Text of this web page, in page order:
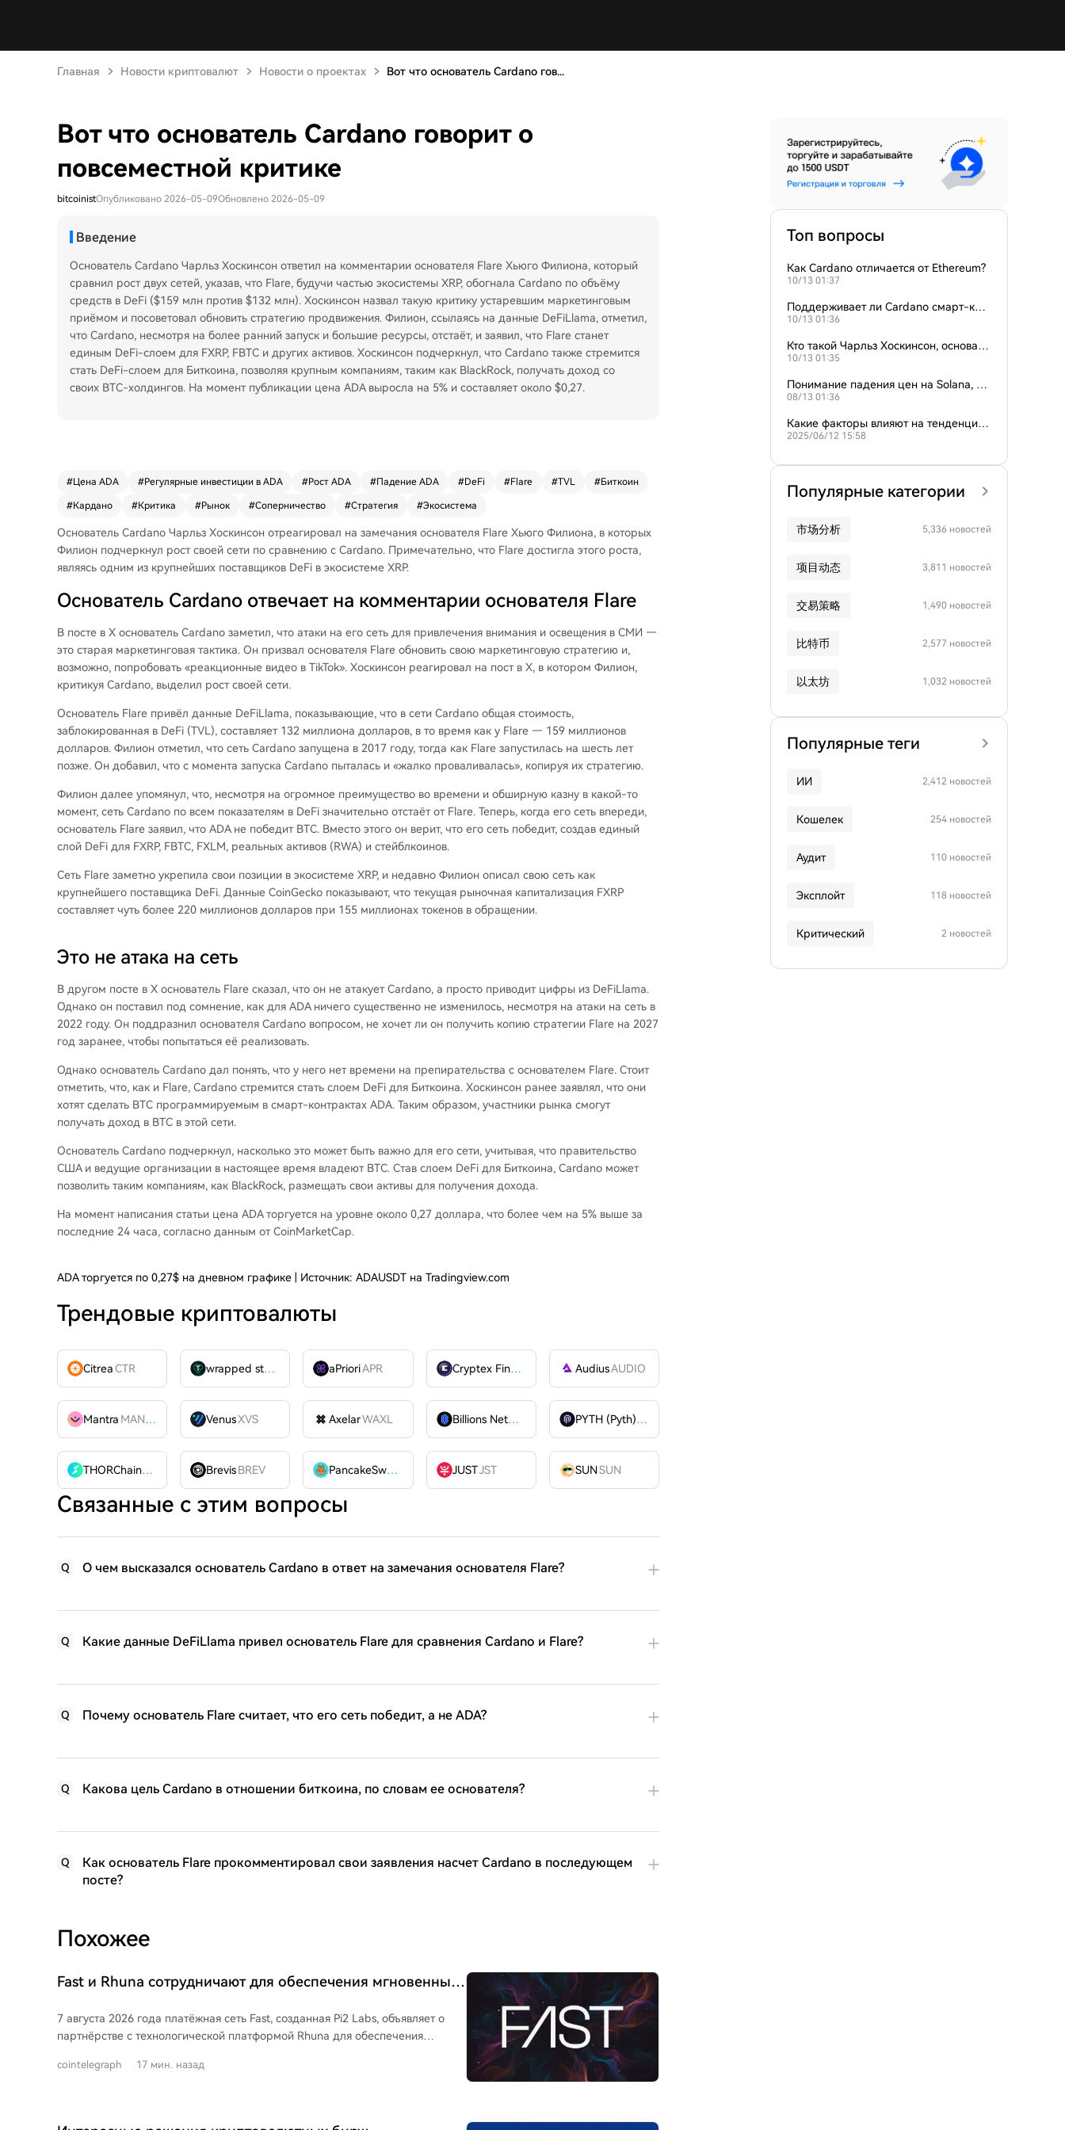
Главная Новости криптовалют Новости о проектах Вот что основатель Cardano гов...
Вот что основатель Cardano говорит о
повсеместной критике
bitcoinistОпубликовано 2026-05-09Обновлено 2026-05-09
Введение
Основатель Cardano Чарльз Хоскинсон ответил на комментарии основателя Flare Хьюго Филиона, который
сравнил рост двух сетей, указав, что Flare, будучи частью экосистемы XRP, обогнала Cardano по объёму
средств в DeFi ($159 млн против $132 млн). Хоскинсон назвал такую критику устаревшим маркетинговым
приёмом и посоветовал обновить стратегию продвижения. Филион, ссылаясь на данные DeFiLlama, отметил,
что Cardano, несмотря на более ранний запуск и большие ресурсы, отстаёт, и заявил, что Flare станет
единым DeFi-слоем для FXRP, FBTC и других активов. Хоскинсон подчеркнул, что Cardano также стремится
стать DeFi-слоем для Биткоина, позволяя крупным компаниям, таким как BlackRock, получать доход со
своих BTC-холдингов. На момент публикации цена ADA выросла на 5% и составляет около $0,27.
#Цена ADA #Регулярные инвестиции в ADA #Рост ADA #Падение ADA #DeFi #Flare #TVL #Биткоин
#Кардано #Критика #Рынок #Соперничество #Стратегия #Экосистема
Основатель Cardano Чарльз Хоскинсон отреагировал на замечания основателя Flare Хьюго Филиона, в которых
Филион подчеркнул рост своей сети по сравнению с Cardano. Примечательно, что Flare достигла этого роста,
являясь одним из крупнейших поставщиков DeFi в экосистеме XRP.
Основатель Cardano отвечает на комментарии основателя Flare
В посте в X основатель Cardano заметил, что атаки на его сеть для привлечения внимания и освещения в СМИ —
это старая маркетинговая тактика. Он призвал основателя Flare обновить свою маркетинговую стратегию и,
возможно, попробовать «реакционные видео в TikTok». Хоскинсон реагировал на пост в X, в котором Филион,
критикуя Cardano, выделил рост своей сети.
Основатель Flare привёл данные DeFiLlama, показывающие, что в сети Cardano общая стоимость,
заблокированная в DeFi (TVL), составляет 132 миллиона долларов, в то время как у Flare — 159 миллионов
долларов. Филион отметил, что сеть Cardano запущена в 2017 году, тогда как Flare запустилась на шесть лет
позже. Он добавил, что с момента запуска Cardano пыталась и «жалко проваливалась», копируя их стратегию.
Филион далее упомянул, что, несмотря на огромное преимущество во времени и обширную казну в какой-то
момент, сеть Cardano по всем показателям в DeFi значительно отстаёт от Flare. Теперь, когда его сеть впереди,
основатель Flare заявил, что ADA не победит BTC. Вместо этого он верит, что его сеть победит, создав единый
слой DeFi для FXRP, FBTC, FXLM, реальных активов (RWA) и стейблкоинов.
Сеть Flare заметно укрепила свои позиции в экосистеме XRP, и недавно Филион описал свою сеть как
крупнейшего поставщика DeFi. Данные CoinGecko показывают, что текущая рыночная капитализация FXRP
составляет чуть более 220 миллионов долларов при 155 миллионах токенов в обращении.
Это не атака на сеть
В другом посте в X основатель Flare сказал, что он не атакует Cardano, а просто приводит цифры из DeFiLlama.
Однако он поставил под сомнение, как для ADA ничего существенно не изменилось, несмотря на атаки на сеть в
2022 году. Он поддразнил основателя Cardano вопросом, не хочет ли он получить копию стратегии Flare на 2027
год заранее, чтобы попытаться её реализовать.
Однако основатель Cardano дал понять, что у него нет времени на препирательства с основателем Flare. Стоит
отметить, что, как и Flare, Cardano стремится стать слоем DeFi для Биткоина. Хоскинсон ранее заявлял, что они
хотят сделать BTC программируемым в смарт-контрактах ADA. Таким образом, участники рынка смогут
получать доход в BTC в этой сети.
Основатель Cardano подчеркнул, насколько это может быть важно для его сети, учитывая, что правительство
СШАи ведущие организации в настоящее время владеют BTC. Став слоем DeFi для Биткоина, Cardano может
позволить таким компаниям, как BlackRock, размещать свои активы для получения дохода.
На момент написания статьи цена ADA торгуется на уровне около 0,27 доллара, что более чем на 5% выше за
последние 24 часа, согласно данным от CoinMarketCap.
ADA торгуется по 0,27$ на дневном графике | Источник: ADAUSDT на Tradingview.com
Трендовые криптовалюты
CitreaCTR wrapped stUSDT WSTUSDTaPrioriAPR Cryptex Finance AudiusAUDIO
Mantra MANTRA VenusXVS AxelarWAXL Billions Network PYTH (Pyth)
PYTH
THORChain
RUNE BrevisBREV PancakeSwap JUSTJST SUNSUN
Связанные с этим вопросы
Q О чем высказался основатель Cardano в ответ на замечания основателя Flare?
Q Какие данные DeFiLlama привел основатель Flare для сравнения Cardano и Flare?
Q Почему основатель Flare считает, что его сеть победит, а не ADA?
Q Какова цель Cardano в отношении биткоина, по словам ее основателя?
Q
Как основатель Flare прокомментировал свои заявления насчет Cardano в последующем
посте?
Похожее
Fast и Rhuna сотрудничают для обеспечения мгновенных
7 августа 2026 года платёжная сеть Fast, созданная Pi2 Labs, объявляет о
партнёрстве с технологической платформой Rhuna для обеспечения
рамках пилотного проекта избранные платёжные потоки с мероприятий,
продажи билетов и контроля доступа для таких масштабных событий, как
cointelegraph 17 мин. назад
Топ вопросы
Как Cardano отличается от Ethereum?
10/13 01:37
Поддерживает ли Cardano смарт-кон
тракты?
10/13 01:36
Кто такой Чарльз Хоскинсон, основате
ль Cardano?
10/13 01:35
Понимание падения цен на Solana, Ca
rdano и XRP: причины и последствия
08/13 01:36
Какие факторы влияют на тенденции
рынка Cardano (ADA)?
2025/06/12 15:58
Популярные категории
市场分析 5,336 новостей
项目动态 3,811 новостей
交易策略 1,490 новостей
比特币 2,577 новостей
以太坊 1,032 новостей
Популярные теги
ИИ 2,412 новостей
Кошелек 254 новостей
Аудит 110 новостей
Эксплойт 118 новостей
Критический 2 новостей